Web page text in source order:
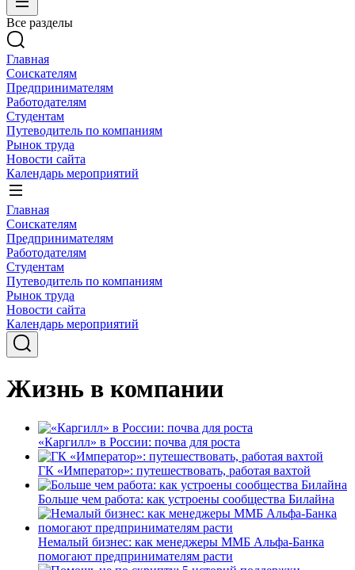
Все разделы
Главная
Соискателям
Предпринимателям
Работодателям
Студентам
Путеводитель по компаниям
Рынок труда
Новости сайта
Календарь мероприятий
Главная
Соискателям
Предпринимателям
Работодателям
Студентам
Путеводитель по компаниям
Рынок труда
Новости сайта
Календарь мероприятий
Жизнь в компании
«Каргилл» в России: почва для роста
ГК «Император»: путешествовать, работая вахтой
Больше чем работа: как устроены сообщества Билайна
Немалый бизнес: как менеджеры ММБ Альфа-Банка
помогают предпринимателям расти